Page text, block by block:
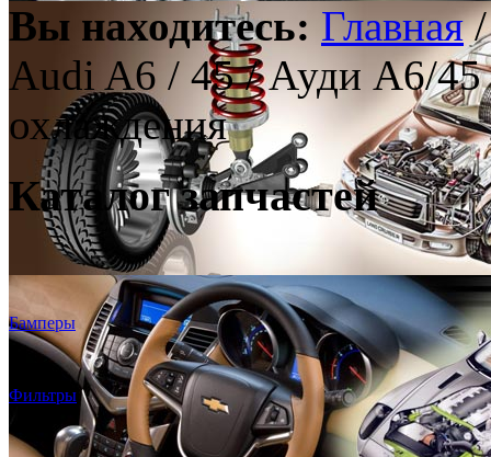
Вы находитесь: Главная
Audi A6 / 45 / Ауди А6/45
охлаждения
Каталог запчастей
Бамперы
Фильтры